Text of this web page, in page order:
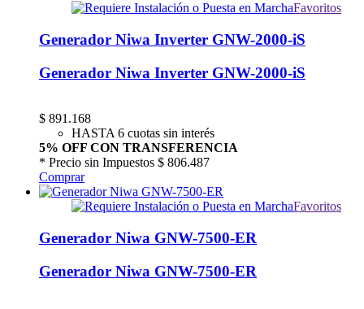
Favoritos
Generador Niwa Inverter GNW-2000-iS
Generador Niwa Inverter GNW-2000-iS
$ 891.168
HASTA 6 cuotas sin interés
5% OFF CON TRANSFERENCIA
* Precio sin Impuestos $ 806.487
Comprar
Favoritos
Generador Niwa GNW-7500-ER
Generador Niwa GNW-7500-ER